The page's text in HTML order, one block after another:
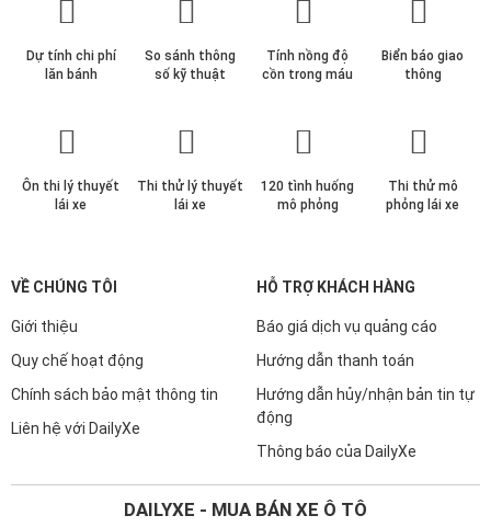
đèn sương mù, đèn chạy ban ngày. Đây là một điểm cộng lớn
Dự tính chi phí
lăn bánh
So sánh thông
số kỹ thuật
Tính nồng độ
cồn trong máu
Biển báo giao
thông
Ôn thi lý thuyết
lái xe
Thi thử lý thuyết
lái xe
120 tình huống
mô phỏng
Thi thử mô
phỏng lái xe
VỀ CHÚNG TÔI
Giới thiệu
Quy chế hoạt động
Chính sách bảo mật thông tin
Liên hệ với DailyXe
HỖ TRỢ KHÁCH HÀNG
Báo giá dịch vụ quảng cáo
Hướng dẫn thanh toán
Hướng dẫn hủy/nhận bản tin tự
động
Thông báo của DailyXe
DAILYXE - MUA BÁN XE Ô TÔ